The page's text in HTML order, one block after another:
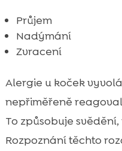
Průjem
Nadýmání
Zvracení
Alergie u koček
nepřiměřeně
To způsobuje
Rozpoznání těchto